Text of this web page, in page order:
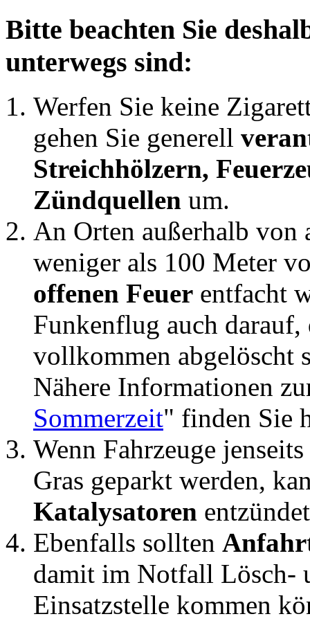
Bitte beachten Sie
unterwegs sind:
Werfen Sie keine
gehen Sie generell
Streichhölzern,
Zündquellen um.
An Orten außerhalb von
weniger als 100 Meter
offenen Feuer entfacht
Funkenflug auch darauf,
vollkommen abgelöscht
Nähere Informationen
Sommerzeit" finden Sie
Wenn Fahrzeuge
Gras geparkt werden,
Katalysatoren
Ebenfalls sollten
damit im Notfall Lösch-
Einsatzstelle kommen